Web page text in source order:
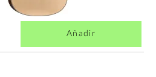
Añadir